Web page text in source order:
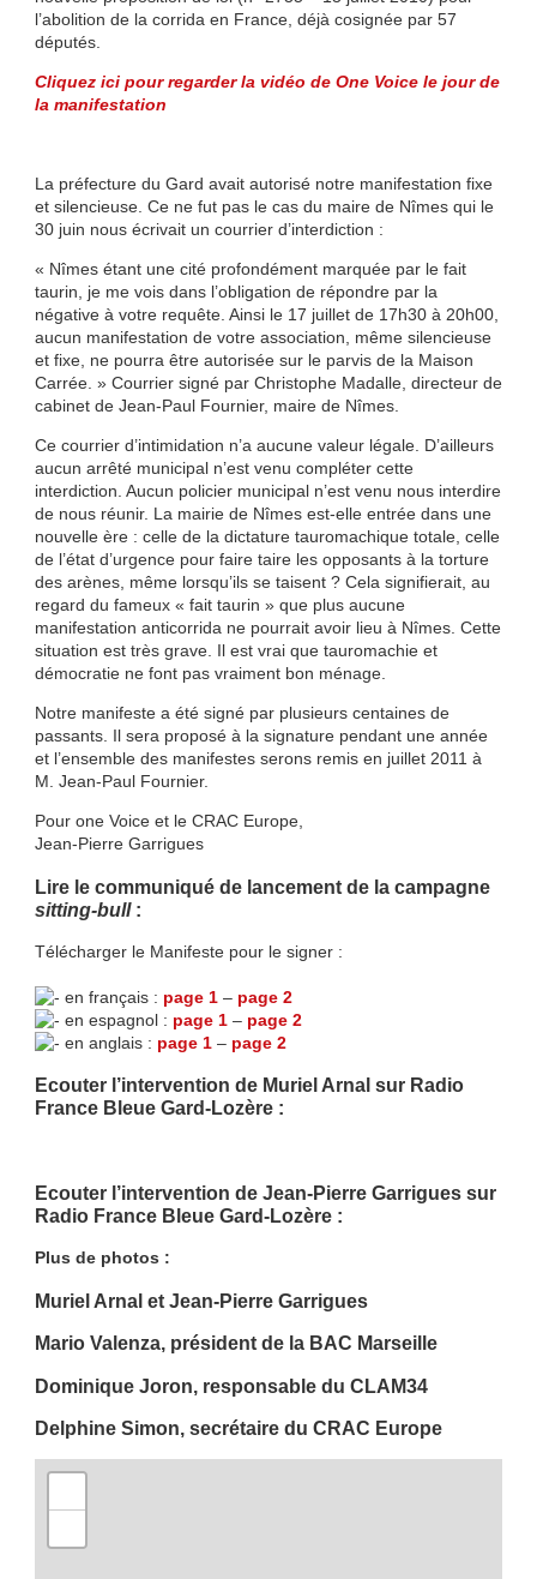
l’abolition de la corrida en France, déjà cosignée par 57
députés.
Cliquez ici pour regarder la vidéo de One Voice le jour de
la manifestation
La préfecture du Gard avait autorisé notre manifestation fixe
et silencieuse. Ce ne fut pas le cas du maire de Nîmes qui le
30 juin nous écrivait un courrier d’interdiction :
« Nîmes étant une cité profondément marquée par le fait
taurin, je me vois dans l’obligation de répondre par la
négative à votre requête. Ainsi le 17 juillet de 17h30 à 20h00,
aucun manifestation de votre association, même silencieuse
et fixe, ne pourra être autorisée sur le parvis de la Maison
Carrée. » Courrier signé par Christophe Madalle, directeur de
cabinet de Jean-Paul Fournier, maire de Nîmes.
Ce courrier d’intimidation n’a aucune valeur légale. D’ailleurs
aucun arrêté municipal n’est venu compléter cette
interdiction. Aucun policier municipal n’est venu nous interdire
de nous réunir. La mairie de Nîmes est-elle entrée dans une
nouvelle ère : celle de la dictature tauromachique totale, celle
de l’état d’urgence pour faire taire les opposants à la torture
des arènes, même lorsqu’ils se taisent ? Cela signifierait, au
regard du fameux « fait taurin » que plus aucune
manifestation anticorrida ne pourrait avoir lieu à Nîmes. Cette
situation est très grave. Il est vrai que tauromachie et
démocratie ne font pas vraiment bon ménage.
Notre manifeste a été signé par plusieurs centaines de
passants. Il sera proposé à la signature pendant une année
et l’ensemble des manifestes serons remis en juillet 2011 à
M. Jean-Paul Fournier.
Pour one Voice et le CRAC Europe,
Jean-Pierre Garrigues
Lire le communiqué de lancement de la campagne
sitting-bull:
Télécharger le Manifeste pour le signer :
en français : page 1– page 2
en espagnol : page 1– page 2
en anglais : page 1– page 2
Ecouter l’intervention de Muriel Arnal sur Radio
France Bleue Gard-Lozère :
Ecouter l’intervention de Jean-Pierre Garrigues sur
Radio France Bleue Gard-Lozère :
Plus de photos :
Muriel Arnal et Jean-Pierre Garrigues
Mario Valenza, président de la BAC Marseille
Dominique Joron, responsable du CLAM34
Delphine Simon, secrétaire du CRAC Europe